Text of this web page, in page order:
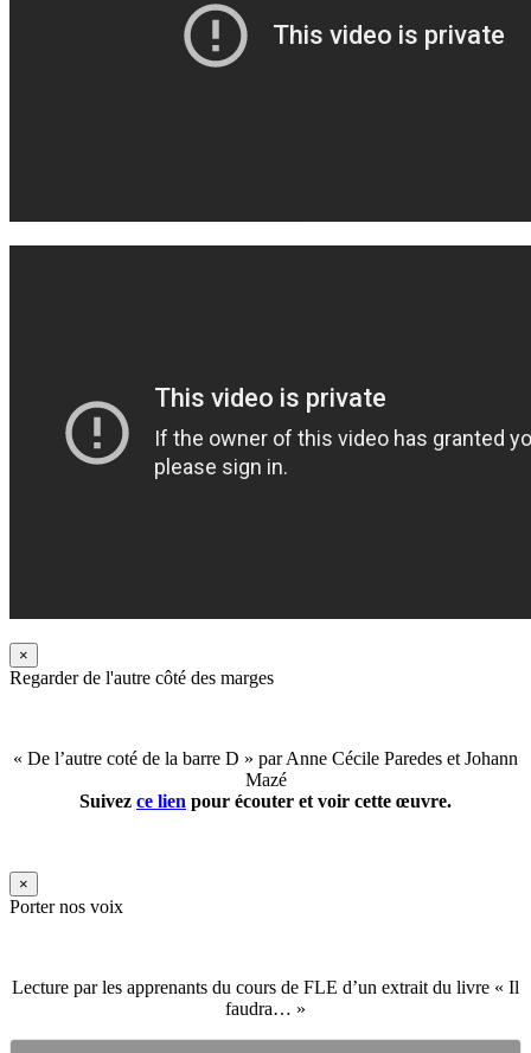
×
Regarder de l'autre côté des marges
« De l’autre coté de la barre D » par Anne Cécile Paredes et Johann
Mazé
Suivez ce lien pour écouter et voir cette œuvre.
×
Porter nos voix
Lecture par les apprenants du cours de FLE d’un extrait du livre « Il
faudra… »